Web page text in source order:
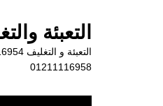
التعبئة
01211116958